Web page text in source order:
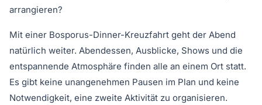
arrangieren?
Mit einer Bosporus-Dinner-Kreuzfahrt geht der Abend
natürlich weiter. Abendessen, Ausblicke, Shows und die
entspannende Atmosphäre finden alle an einem Ort statt.
Es gibt keine unangenehmen Pausen im Plan und keine
Notwendigkeit, eine zweite Aktivität zu organisieren.